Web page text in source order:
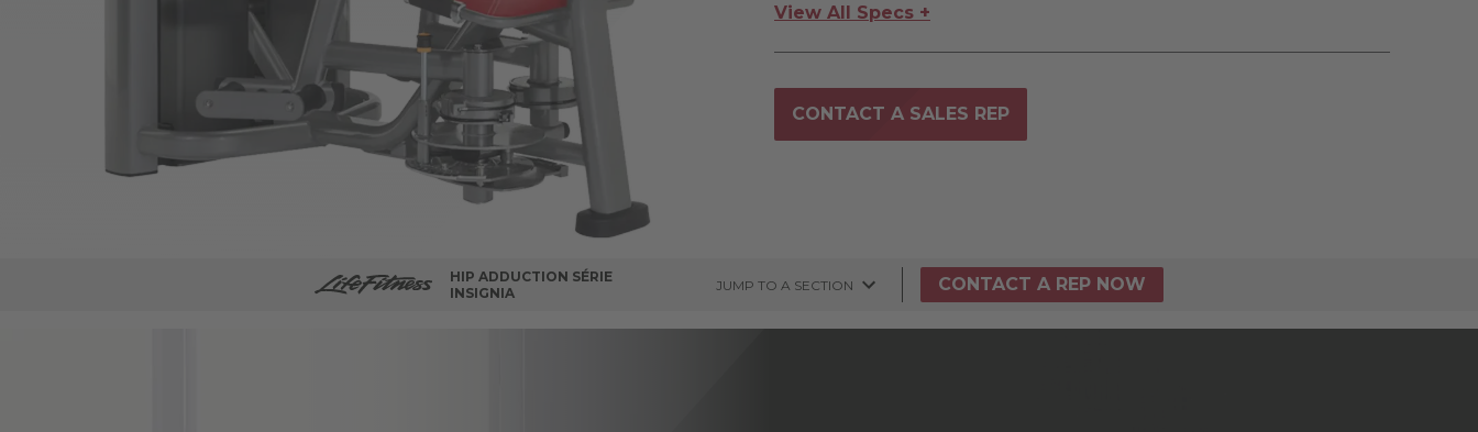
View All Specs +
CONTACT A SALES REP
HIP ADDUCTION SÉRIE
INSIGNIA
JUMP TO A SECTION CONTACT A REP NOW